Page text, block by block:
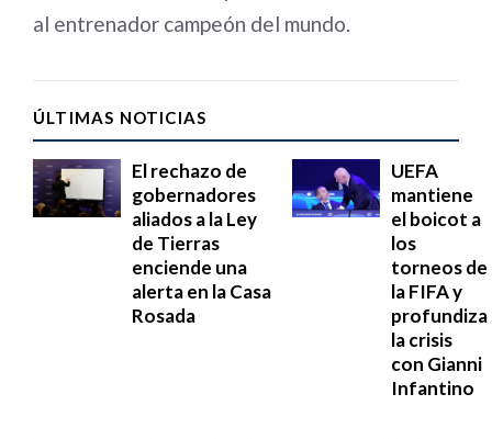
al entrenador campeón del mundo.
ÚLTIMAS NOTICIAS
El rechazo de
gobernadores
aliados a la Ley
de Tierras
enciende una
alerta en la Casa
Rosada
UEFA
mantiene
el boicot a
los
torneos de
la FIFA y
profundiza
la crisis
con Gianni
Infantino